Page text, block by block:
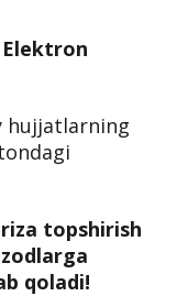
Elektron
hujjatlarning
topshirish
qoladi!